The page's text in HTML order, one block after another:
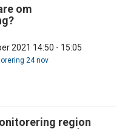
om
2021 14:50 - 15:05
24 nov
region